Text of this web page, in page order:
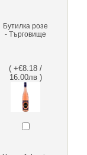
Бутилка розе
- Търговище
( +€8.18 /
16.00лв )